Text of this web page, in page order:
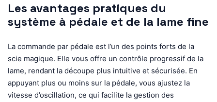
Les avantages pratiques du
système à pédale et de la lame fine
La commande par pédale est l’un des points forts de la
scie magique. Elle vous offre un contrôle progressif de la
lame, rendant la découpe plus intuitive et sécurisée. En
appuyant plus ou moins sur la pédale, vous ajustez la
vitesse d’oscillation, ce qui facilite la gestion des